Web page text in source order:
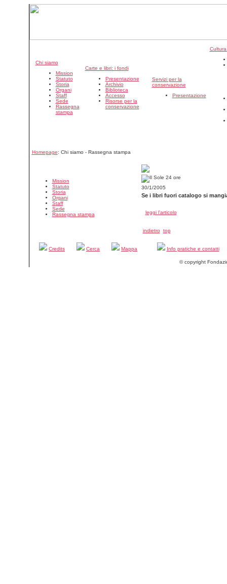
Chi siamo
Mission
Statuto
Storia
Organi
Staff
Sede
Rassegna
stampa
Carte e libri: i fondi
Presentazione
Archivio
Biblioteca
Accesso
Risorse per la
conservazione
Servizi per la
conservazione
Presentazione
Homepage: Chi siamo - Rassegna stampa
Mission
Statuto
Storia
Organi
Staff
Sede
Rassegna stampa
30/1/2005
Se i libri fuori catalogo si
leggi l'articolo
indietro top
Credits Cerca Mappa Info pratiche e contatti
© copyright